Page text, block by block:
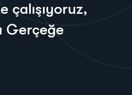
e çalışıyoruz,
Gerçeğe